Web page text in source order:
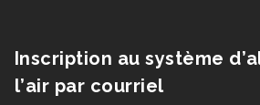
Inscription au système
l’air par courriel